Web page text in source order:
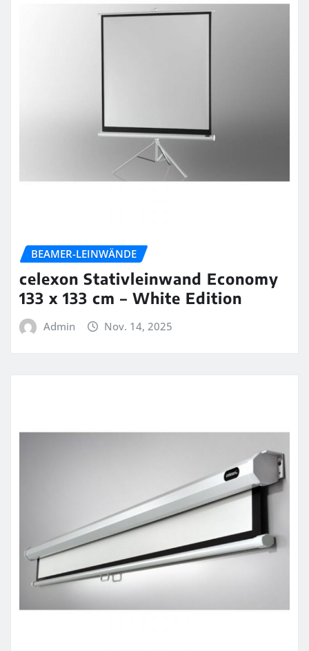
BEAMER-LEINWÄNDE
celexon Stativleinwand Economy
133 x 133 cm – White Edition
Admin Nov. 14, 2025